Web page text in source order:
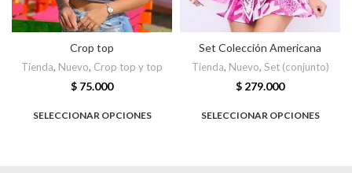
Crop top
Tienda, Nuevo, Crop top y top
$ 75.000
SELECCIONAR OPCIONES
Set Colección Americana
Tienda, Nuevo, Set (conjunto)
$ 279.000
SELECCIONAR OPCIONES